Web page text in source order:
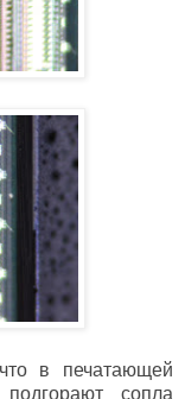
в печатающей
сопла